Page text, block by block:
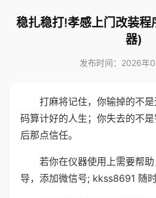
稳扎稳打!孝感上门改装
器)
发布时间：2026年
打麻将记住，你输掉的不
码算计好的人生；你失去的不
后那点信任。
若你在仪器使用上需要帮
导，添加微信号; kkss8691 随时